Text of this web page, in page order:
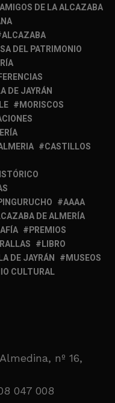
AMIGOS DE LA ALCAZABA
ALCAZABA
DEL PATRIMONIO
DE JAYRÁN
MORISCOS
CASTILLOS
AAAA
DE ALMERÍA
PREMIOS
LIBRO
DE JAYRÁN
MUSEOS
CULTURAL
nº 16,
047 008